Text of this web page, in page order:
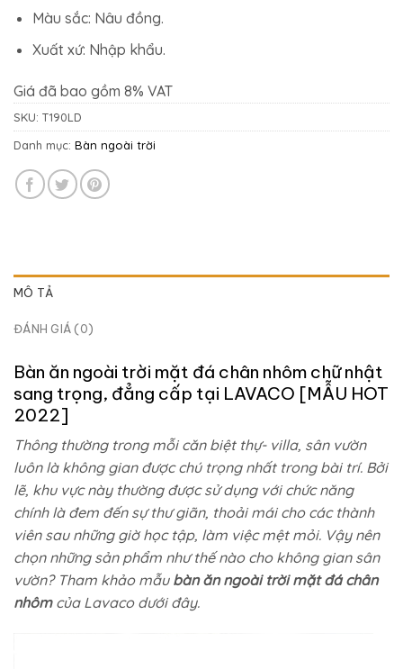
Màu sắc: Nâu đồng.
Xuất xứ: Nhập khẩu.
Giá đã bao gồm 8% VAT
SKU: T190LD
Danh mục: Bàn ngoài trời
MÔ TẢ
ĐÁNH GIÁ (0)
Bàn ăn ngoài trời mặt đá chân nhôm chữ nhật
sang trọng, đẳng cấp tại LAVACO [MẪU HOT
2022]
Thông thường trong mỗi căn biệt thự- villa, sân vườn
luôn là không gian được chú trọng nhất trong bài trí. Bởi
lẽ, khu vực này thường được sử dụng với chức năng
chính là đem đến sự thư giãn, thoải mái cho các thành
viên sau những giờ học tập, làm việc mệt mỏi. Vậy nên
chọn những sản phẩm như thế nào cho không gian sân
vườn? Tham khảo mẫu bàn ăn ngoài trời mặt đá chân
nhôm của Lavaco dưới đây.